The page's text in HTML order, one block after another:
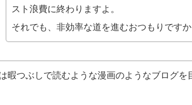
スト浪費に終わりますよ。
それでも、非効率な道を進むおつもりですか
暇つぶしで読むような漫画のようなブログを